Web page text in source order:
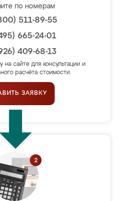
по номерам
511-89-55
665-24-01
409-68-13
на сайте для консультации и
расчёта стоимости.
ЗАЯВКУ